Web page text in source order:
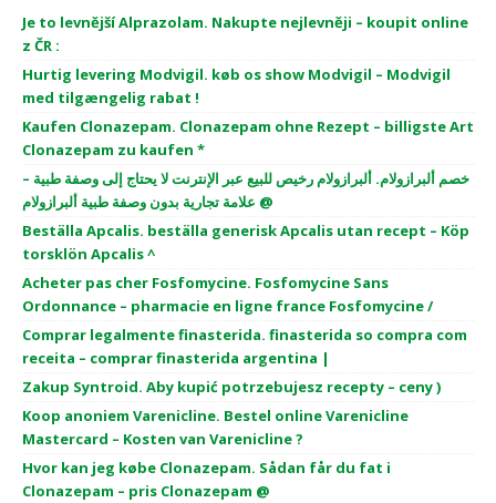
Je to levnější Alprazolam. Nakupte nejlevněji – koupit online
z ČR :
Hurtig levering Modvigil. køb os show Modvigil – Modvigil
med tilgængelig rabat !
Kaufen Clonazepam. Clonazepam ohne Rezept – billigste Art
Clonazepam zu kaufen *
خصم ألبرازولام. ألبرازولام رخيص للبيع عبر الإنترنت لا يحتاج إلى وصفة طبية –
علامة تجارية بدون وصفة طبية ألبرازولام @
Beställa Apcalis. beställa generisk Apcalis utan recept – Köp
torsklön Apcalis ^
Acheter pas cher Fosfomycine. Fosfomycine Sans
Ordonnance – pharmacie en ligne france Fosfomycine /
Comprar legalmente finasterida. finasterida so compra com
receita – comprar finasterida argentina |
Zakup Syntroid. Aby kupić potrzebujesz recepty – ceny )
Koop anoniem Varenicline. Bestel online Varenicline
Mastercard – Kosten van Varenicline ?
Hvor kan jeg købe Clonazepam. Sådan får du fat i
Clonazepam – pris Clonazepam @